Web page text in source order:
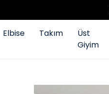
Elbise Takım
Üst
Giyim